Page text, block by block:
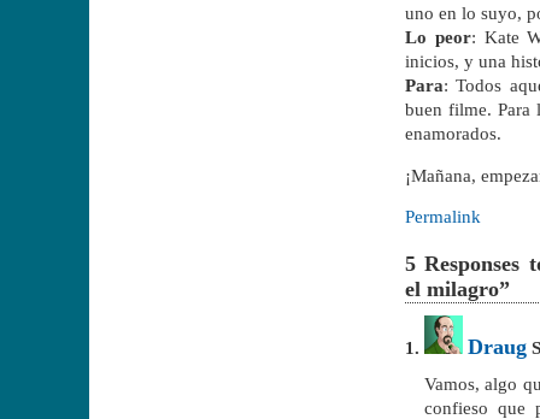
uno en lo suyo,
Lo peor: Kate
inicios, y una
Para: Todos
buen filme. Para
enamorados.
¡Mañana,
Permalink
5 Responses
el milagro”
Draug
Vamos, algo
confieso que